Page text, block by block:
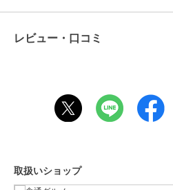
カラー
レビュー・口コミ
取扱いショップ